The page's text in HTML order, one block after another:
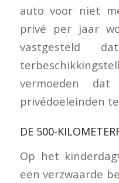
auto voor niet
privé per jaar
vastgesteld
vermoeden
privédoeleinden
DE 500-
Op het
een verzwaarde